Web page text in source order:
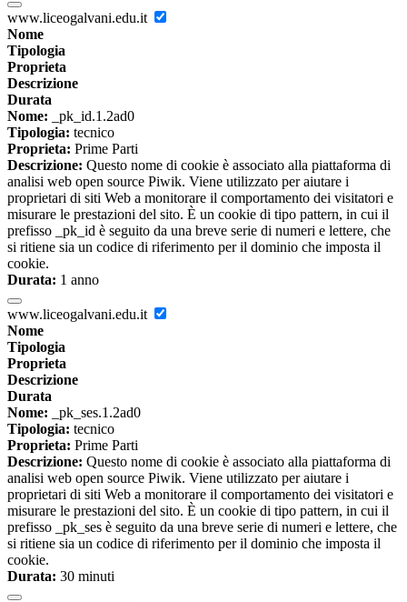
www.liceogalvani.edu.it
Nome
Tipologia
Proprieta
Descrizione
Durata
Nome: _pk_id.1.2ad0
Tipologia: tecnico
Proprieta: Prime Parti
Descrizione: Questo nome di cookie è associato alla piattaforma di
analisi web open source Piwik. Viene utilizzato per aiutare i
proprietari di siti Web a monitorare il comportamento dei visitatori e
misurare le prestazioni del sito. È un cookie di tipo pattern, in cui il
prefisso _pk_id è seguito da una breve serie di numeri e lettere, che
si ritiene sia un codice di riferimento per il dominio che imposta il
cookie.
Durata: 1 anno
www.liceogalvani.edu.it
Nome
Tipologia
Proprieta
Descrizione
Durata
Nome: _pk_ses.1.2ad0
Tipologia: tecnico
Proprieta: Prime Parti
Descrizione: Questo nome di cookie è associato alla piattaforma di
analisi web open source Piwik. Viene utilizzato per aiutare i
proprietari di siti Web a monitorare il comportamento dei visitatori e
misurare le prestazioni del sito. È un cookie di tipo pattern, in cui il
prefisso _pk_ses è seguito da una breve serie di numeri e lettere, che
si ritiene sia un codice di riferimento per il dominio che imposta il
cookie.
Durata: 30 minuti